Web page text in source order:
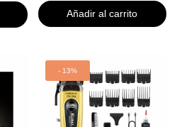
actual
$ 230.000.
original
era:
actual
$ 230.000.
Añadir al carrito
- 13%